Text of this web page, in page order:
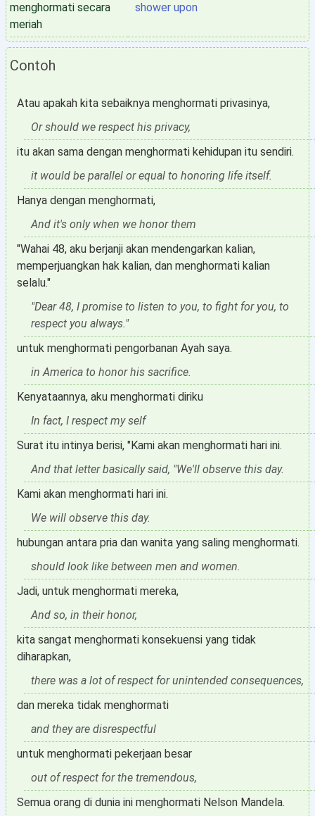
menghormati secara
meriah
shower upon
Contoh
Atau apakah kita sebaiknya menghormati privasinya,
Or should we respect his privacy,
itu akan sama dengan menghormati kehidupan itu sendiri.
it would be parallel or equal to honoring life itself.
Hanya dengan menghormati,
And it's only when we honor them
"Wahai 48, aku berjanji akan mendengarkan kalian,
memperjuangkan hak kalian, dan menghormati kalian
selalu."
"Dear 48, I promise to listen to you, to fight for you, to
respect you always."
untuk menghormati pengorbanan Ayah saya.
in America to honor his sacrifice.
Kenyataannya, aku menghormati diriku
In fact, I respect my self
Surat itu intinya berisi, "Kami akan menghormati hari ini.
And that letter basically said, "We'll observe this day.
Kami akan menghormati hari ini.
We will observe this day.
hubungan antara pria dan wanita yang saling menghormati.
should look like between men and women.
Jadi, untuk menghormati mereka,
And so, in their honor,
kita sangat menghormati konsekuensi yang tidak
diharapkan,
there was a lot of respect for unintended consequences,
dan mereka tidak menghormati
and they are disrespectful
untuk menghormati pekerjaan besar
out of respect for the tremendous,
Semua orang di dunia ini menghormati Nelson Mandela.